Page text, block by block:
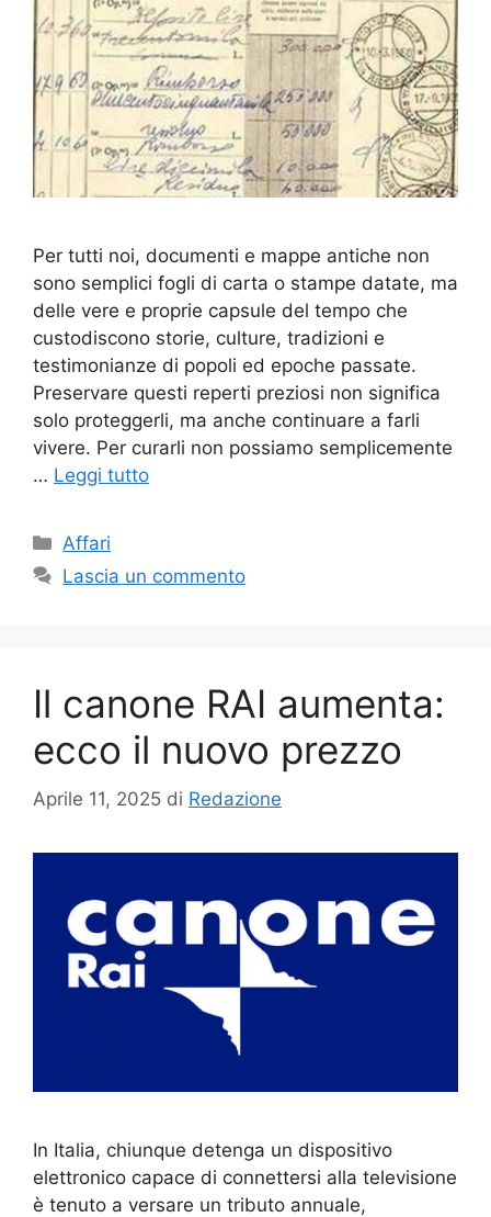
Per tutti noi, documenti e mappe antiche non
sono semplici fogli di carta o stampe datate, ma
delle vere e proprie capsule del tempo che
custodiscono storie, culture, tradizioni e
testimonianze di popoli ed epoche passate.
Preservare questi reperti preziosi non significa
solo proteggerli, ma anche continuare a farli
vivere. Per curarli non possiamo semplicemente
… Leggi tutto
Categorie
Affari
Lascia un commento
Il canone RAI aumenta:
ecco il nuovo prezzo
Aprile 11, 2025 di Redazione
In Italia, chiunque detenga un dispositivo
elettronico capace di connettersi alla televisione
è tenuto a versare un tributo annuale,